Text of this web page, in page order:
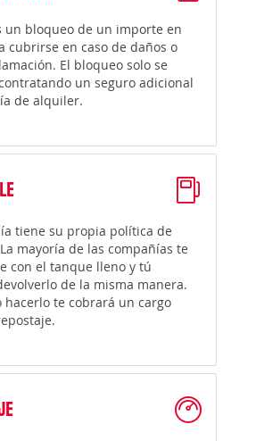
un bloqueo de un importe en
cubrirse en caso de daños o
El bloqueo solo se
un seguro adicional
de alquiler.
tiene su propia política de
mayoría de las compañías te
con el tanque lleno y tú
de la misma manera.
hacerlo te cobrará un cargo